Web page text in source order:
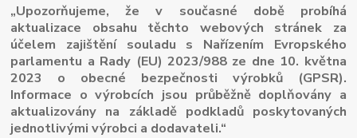
„Upozorňujeme, že v současné době probíhá
aktualizace obsahu těchto webových stránek za
účelem zajištění souladu s Nařízením Evropského
parlamentu a Rady (EU) 2023/988 ze dne 10. května
2023 o obecné bezpečnosti výrobků (GPSR).
Informace o výrobcích jsou průběžně doplňovány a
aktualizovány na základě podkladů poskytovaných
jednotlivými výrobci a dodavateli.“